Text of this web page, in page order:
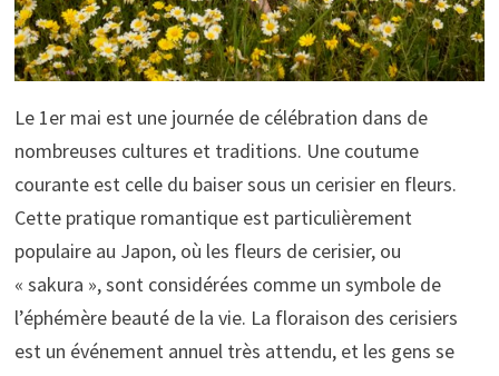
Le 1er mai est une journée de célébration dans de
nombreuses cultures et traditions. Une coutume
courante est celle du baiser sous un cerisier en fleurs.
Cette pratique romantique est particulièrement
populaire au Japon, où les fleurs de cerisier, ou
« sakura », sont considérées comme un symbole de
l’éphémère beauté de la vie. La floraison des cerisiers
est un événement annuel très attendu, et les gens se